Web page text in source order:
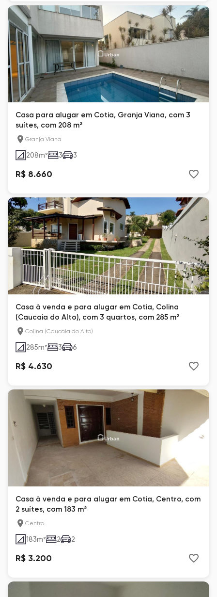
Casa para alugar em Cotia, Granja Viana, com 3
suítes, com 208 m²
Granja Viana
208m² 3 3
R$ 8.660
Casa à venda e para alugar em Cotia, Colina
(Caucaia do Alto), com 3 quartos, com 285 m²
Colina (Caucaia do Alto)
285m² 3 6
R$ 4.630
Casa à venda e para alugar em Cotia, Centro, com
2 suítes, com 183 m²
Centro
183m² 2 2
R$ 3.200